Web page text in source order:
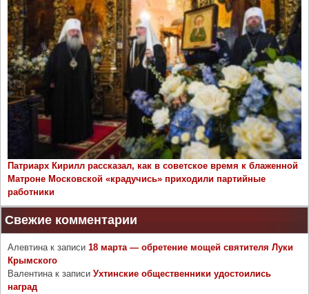
Патриарх Кирилл рассказал, как в советское время к блаженной
Матроне Московской «крадучись» приходили партийные
работники
Свежие комментарии
Алевтинак записи 18 марта — обретение мощей святителя Луки
Крымского
Валентинак записи Ухтинские общественники удостоились
наград